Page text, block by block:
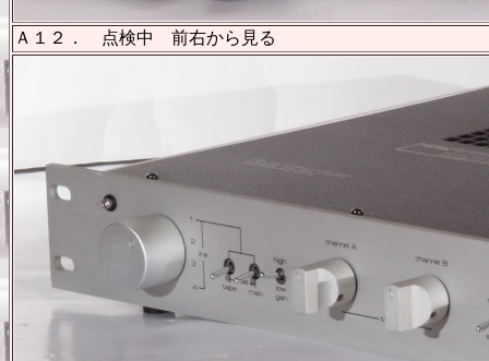
Ａ１２． 点検中 前右から見る